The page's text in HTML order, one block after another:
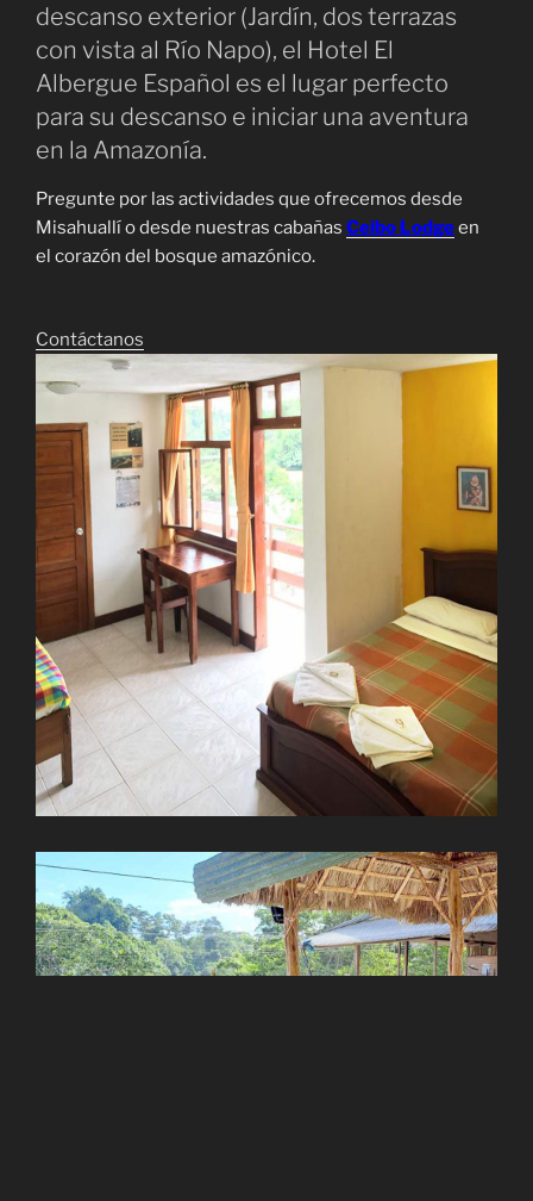
descanso exterior (Jardín, dos terrazas
con vista al Río Napo), el Hotel El
Albergue Español es el lugar perfecto
para su descanso e iniciar una aventura
en la Amazonía.
Pregunte por las actividades que ofrecemos desde
Misahuallí o desde nuestras cabañas Ceibo Lodgeen
el corazón del bosque amazónico.
Contáctanos